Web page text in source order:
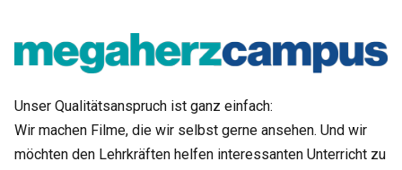
Unser Qualitätsanspruch ist ganz einfach:
Wir machen Filme, die wir selbst gerne ansehen. Und wir
möchten den Lehrkräften helfen interessanten Unterricht zu